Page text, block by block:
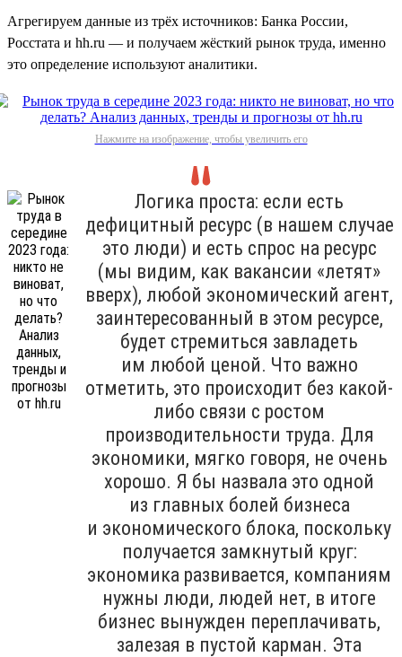
Агрегируем данные из трёх источников: Банка России,
Росстата и hh.ru — и получаем жёсткий рынок труда, именно
это определение используют аналитики.
Нажмите на изображение, чтобы увеличить его
Логика проста: если есть
дефицитный ресурс (в нашем случае
это люди) и есть спрос на ресурс
(мы видим, как вакансии «летят»
вверх), любой экономический агент,
заинтересованный в этом ресурсе,
будет стремиться завладеть
им любой ценой. Что важно
отметить, это происходит без какой-
либо связи с ростом
производительности труда. Для
экономики, мягко говоря, не очень
хорошо. Я бы назвала это одной
из главных болей бизнеса
и экономического блока, поскольку
получается замкнутый круг:
экономика развивается, компаниям
нужны люди, людей нет, в итоге
бизнес вынужден переплачивать,
залезая в пустой карман. Эта